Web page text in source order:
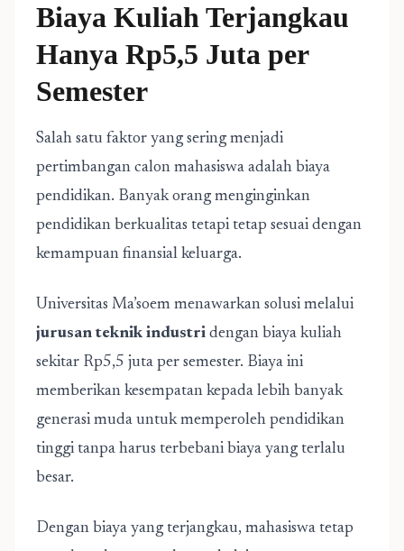
Biaya Kuliah Terjangkau
Hanya Rp5,5 Juta per
Semester
Salah satu faktor yang sering menjadi
pertimbangan calon mahasiswa adalah biaya
pendidikan. Banyak orang menginginkan
pendidikan berkualitas tetapi tetap sesuai dengan
kemampuan finansial keluarga.
Universitas Ma’soem menawarkan solusi melalui
jurusan teknik industri dengan biaya kuliah
sekitar Rp5,5 juta per semester. Biaya ini
memberikan kesempatan kepada lebih banyak
generasi muda untuk memperoleh pendidikan
tinggi tanpa harus terbebani biaya yang terlalu
besar.
Dengan biaya yang terjangkau, mahasiswa tetap